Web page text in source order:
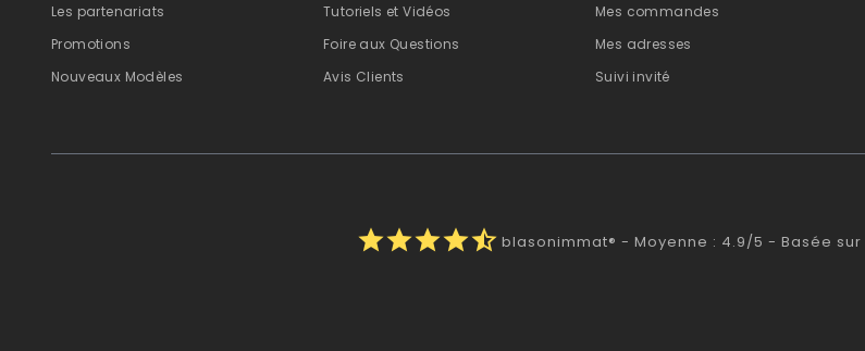
Les partenariats
Promotions
Nouveaux Modèles
Tutoriels et Vidéos
Foire aux Questions
Avis Clients
Mes commandes
Mes adresses
Suivi invité
starstarstarstarstar_half blasonimmat® - Moyenne : 4.9/5 - Basée sur